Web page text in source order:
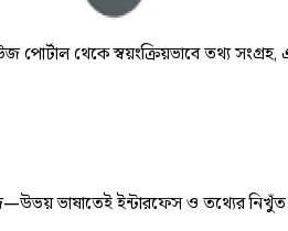
পোর্টাল থেকে স্বয়ংক্রিয়ভাবে তথ্য
ভাষাতেই ইন্টারফেস ও তথ্যের